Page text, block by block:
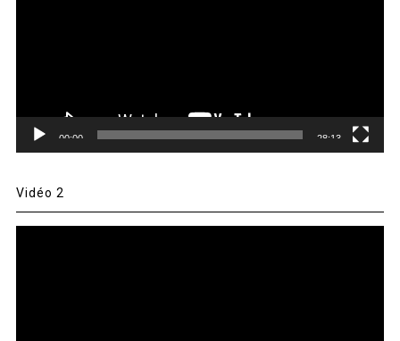
00:00 28:13
Vidéo 2